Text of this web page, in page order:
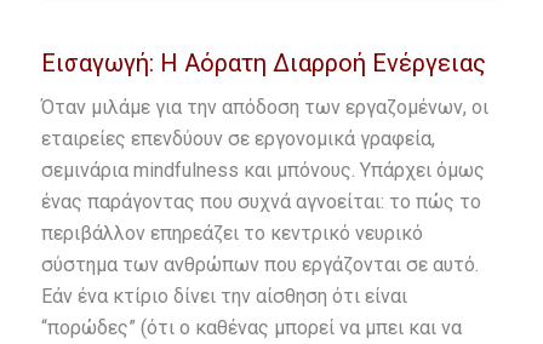
Εισαγωγή: Η Αόρατη Διαρροή Ενέργειας
Όταν μιλάμε για την απόδοση των εργαζομένων, οι
εταιρείες επενδύουν σε εργονομικά γραφεία,
σεμινάρια mindfulness και μπόνους. Υπάρχει όμως
ένας παράγοντας που συχνά αγνοείται: το πώς το
περιβάλλον επηρεάζει το κεντρικό νευρικό
σύστημα των ανθρώπων που εργάζονται σε αυτό.
Εάν ένα κτίριο δίνει την αίσθηση ότι είναι
“πορώδες” (ότι ο καθένας μπορεί να μπει και να